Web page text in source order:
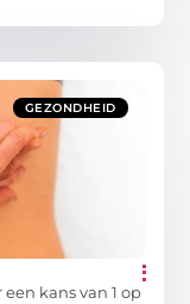
GEZONDHEID
kans van 1 op